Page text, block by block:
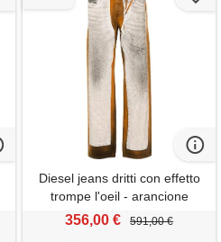
Diesel jeans dritti con effetto
trompe l'oeil - arancione
356,00 € 591,00 €